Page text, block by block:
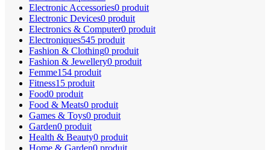
Electronic Accessories0 produit
Electronic Devices0 produit
Electronics & Computer0 produit
Electroniques545 produit
Fashion & Clothing0 produit
Fashion & Jewellery0 produit
Femme154 produit
Fitness15 produit
Food0 produit
Food & Meats0 produit
Games & Toys0 produit
Garden0 produit
Health & Beauty0 produit
Home & Garden0 produit